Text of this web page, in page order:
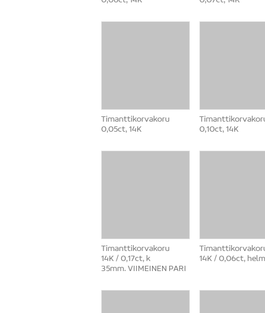
Timanttikorvakoru
0,05ct, 14K
0,10ct, 14K
Timanttikorvakoru
14K / 0,17ct, k
35mm. VIIMEINEN PARI
14K / 0,06ct,